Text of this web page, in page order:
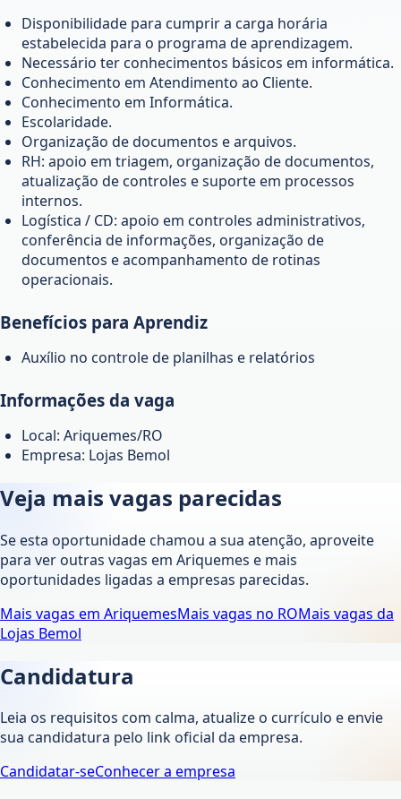
Disponibilidade para cumprir a carga horária
estabelecida para o programa de aprendizagem.
Necessário ter conhecimentos básicos em informática.
Conhecimento em Atendimento ao Cliente.
Conhecimento em Informática.
Escolaridade.
Organização de documentos e arquivos.
RH: apoio em triagem, organização de documentos,
atualização de controles e suporte em processos
internos.
Logística / CD: apoio em controles administrativos,
conferência de informações, organização de
documentos e acompanhamento de rotinas
operacionais.
Benefícios para Aprendiz
Auxílio no controle de planilhas e relatórios
Informações da vaga
Local: Ariquemes/RO
Empresa: Lojas Bemol
Veja mais vagas parecidas
Se esta oportunidade chamou a sua atenção, aproveite
para ver outras vagas em Ariquemes e mais
oportunidades ligadas a empresas parecidas.
Mais vagas em AriquemesMais vagas no ROMais vagas da
Lojas Bemol
Candidatura
Leia os requisitos com calma, atualize o currículo e envie
sua candidatura pelo link oficial da empresa.
Candidatar-seConhecer a empresa